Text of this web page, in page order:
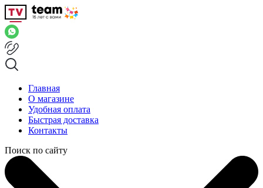
Главная
О магазине
Удобная оплата
Быстрая доставка
Контакты
Поиск по сайту